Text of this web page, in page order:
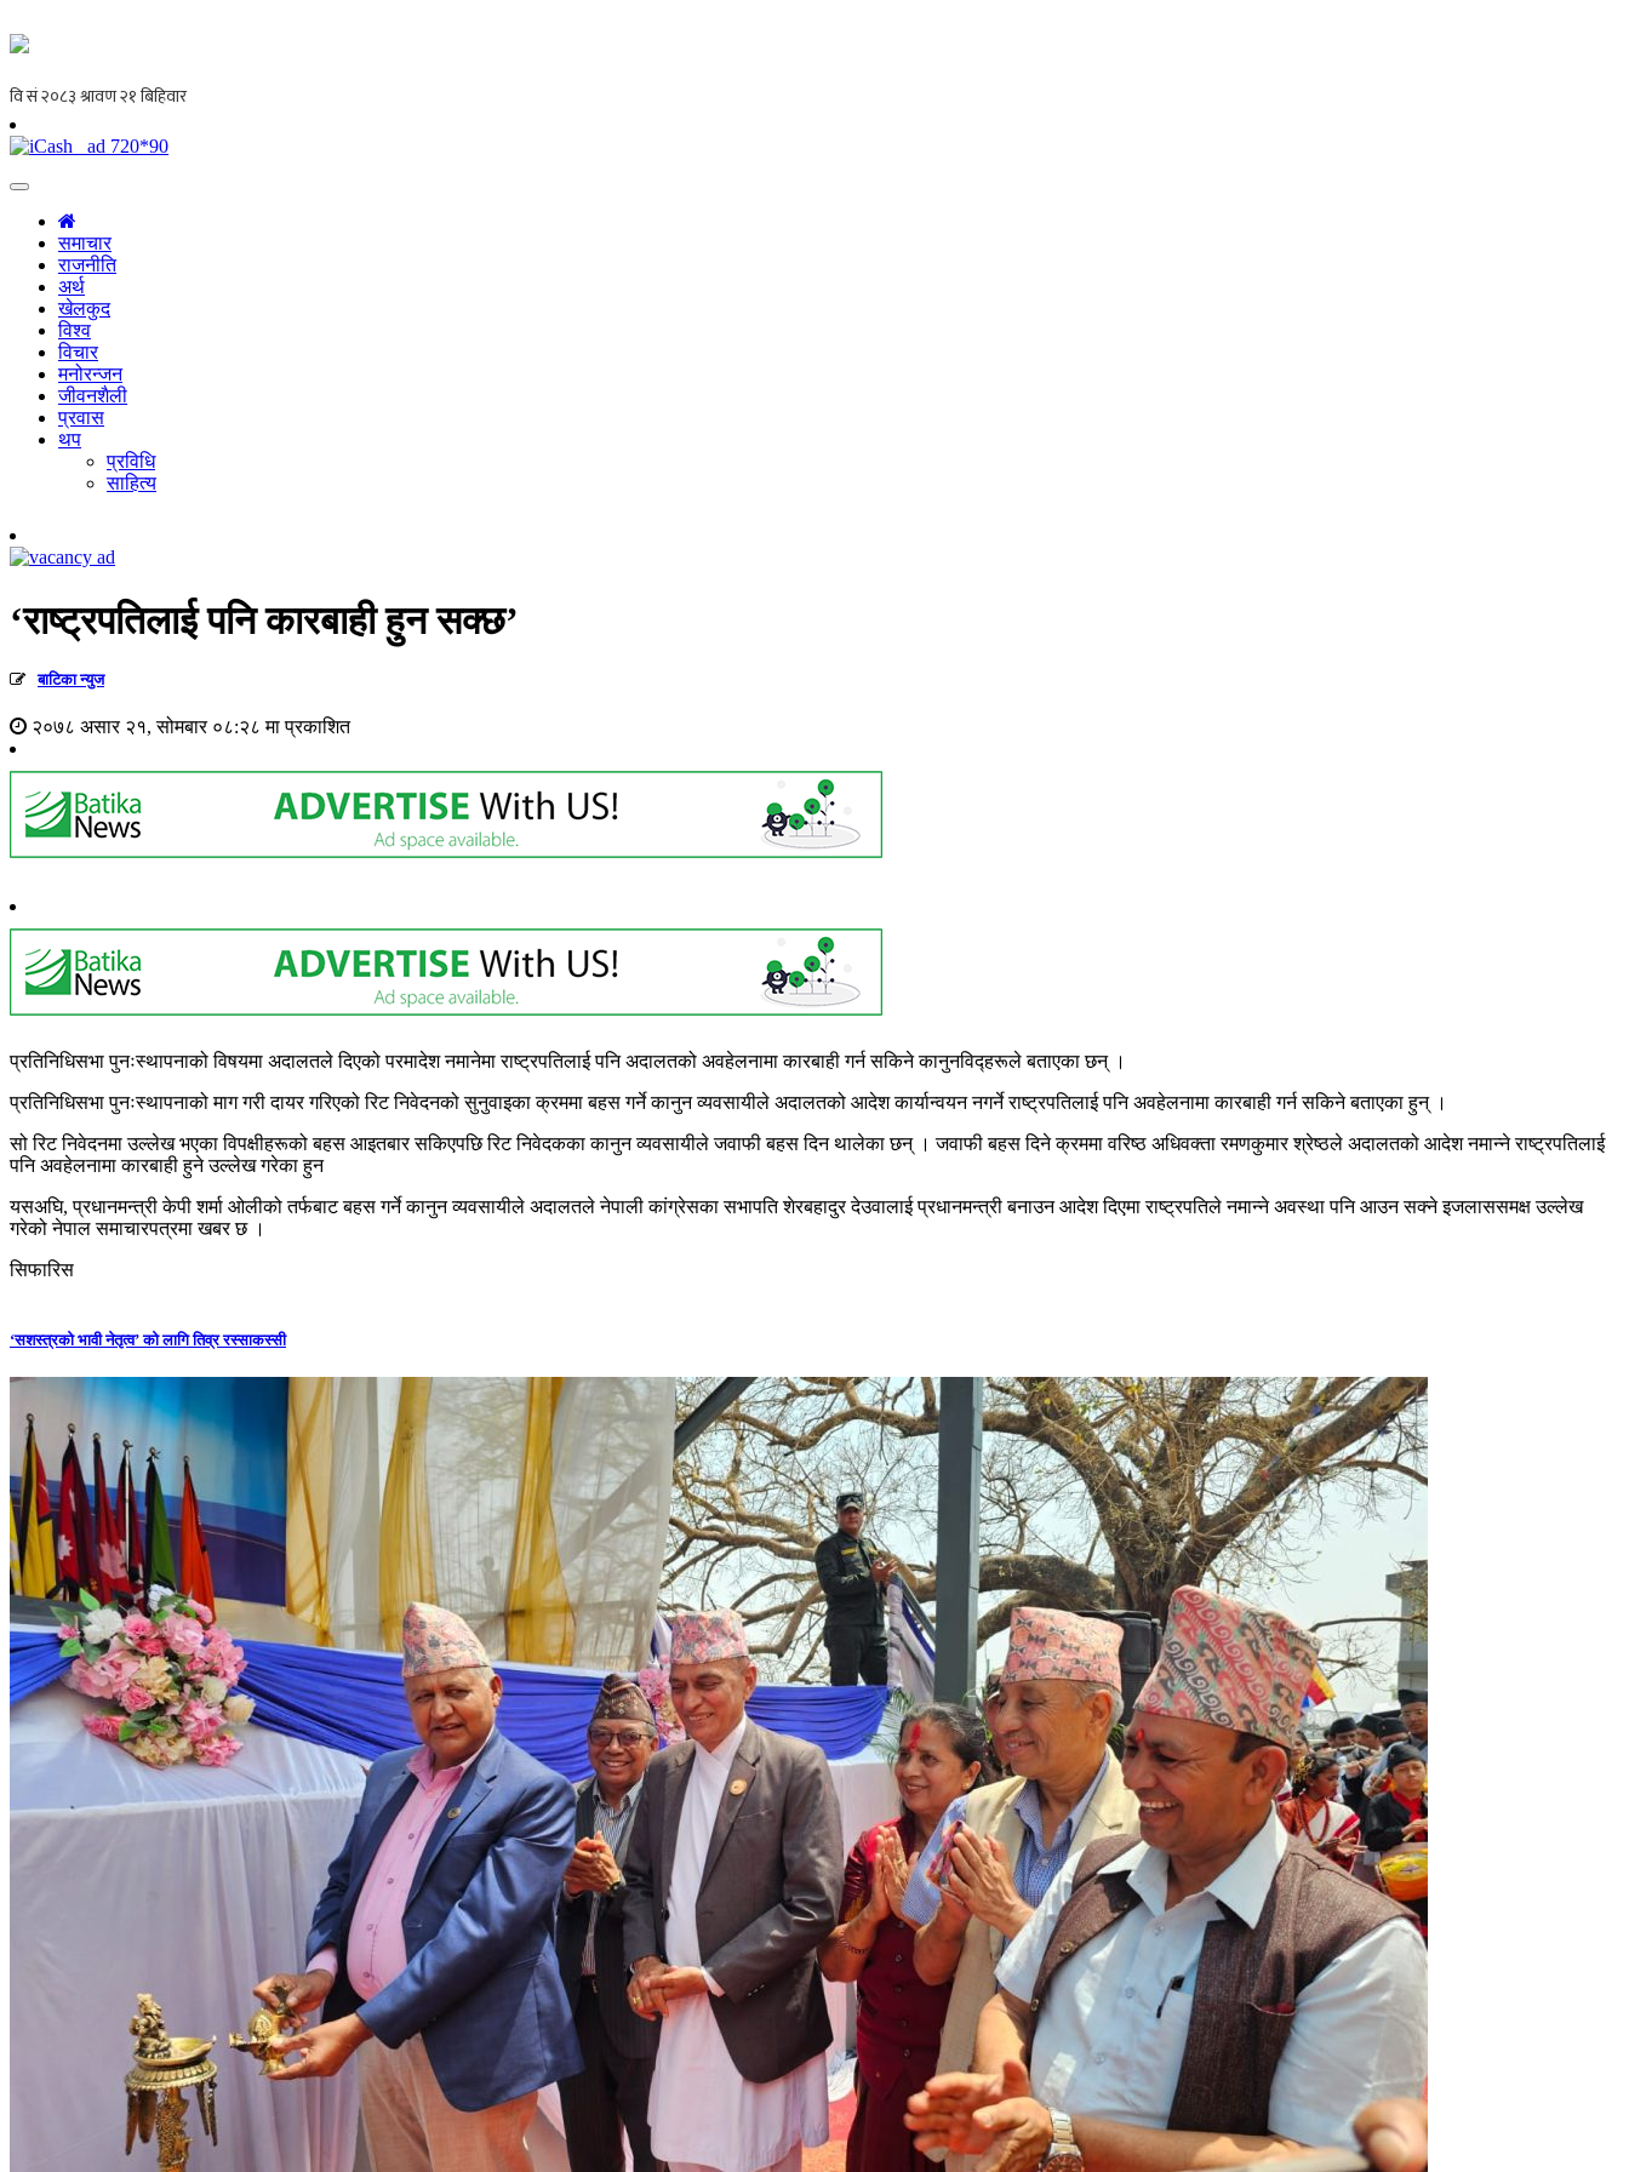
समाचार
राजनीति
अर्थ
खेलकुद
विश्व
विचार
मनोरन्जन
जीवनशैली
प्रवास
थप
प्रविधि
साहित्य
‘राष्ट्रपतिलाई पनि कारबाही हुन सक्छ’
बाटिका न्युज
२०७८ असार २१, सोमबार ०८:२८ मा प्रकाशित
प्रतिनिधिसभा पुनःस्थापनाको विषयमा अदालतले दिएको परमादेश नमानेमा राष्ट्रपतिलाई पनि अदालतको अवहेलनामा कारबाही गर्न सकिने कानुनविद्हरूले बताएका छन् ।
प्रतिनिधिसभा पुनःस्थापनाको माग गरी दायर गरिएको रिट निवेदनको सुनुवाइका क्रममा बहस गर्ने कानुन व्यवसायीले अदालतको आदेश कार्यान्वयन नगर्ने राष्ट्रपतिलाई पनि अवहेलनामा कारबाही गर्न सकिने बताएका हुन् ।
सो रिट निवेदनमा उल्लेख भएका विपक्षीहरूको बहस आइतबार सकिएपछि रिट निवेदकका कानुन व्यवसायीले जवाफी बहस दिन थालेका छन् । जवाफी बहस दिने क्रममा वरिष्ठ अधिवक्ता रमणकुमार श्रेष्ठले अदालतको आदेश नमान्ने राष्ट्रपतिलाई
पनि अवहेलनामा कारबाही हुने उल्लेख गरेका हुन
यसअघि, प्रधानमन्त्री केपी शर्मा ओलीको तर्फबाट बहस गर्ने कानुन व्यवसायीले अदालतले नेपाली कांग्रेसका सभापति शेरबहादुर देउवालाई प्रधानमन्त्री बनाउन आदेश दिएमा राष्ट्रपतिले नमान्ने अवस्था पनि आउन सक्ने इजलाससमक्ष उल्लेख
गरेको नेपाल समाचारपत्रमा खबर छ ।
सिफारिस
‘सशस्त्रको भावी नेतृत्व’ को लागि तिव्र रस्साकस्सी